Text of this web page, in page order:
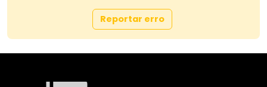
Reportar erro